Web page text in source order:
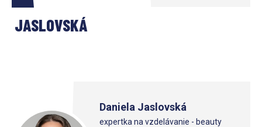
JASLOVSKÁ
Daniela Jaslovská
expertka na vzdelávanie - beauty